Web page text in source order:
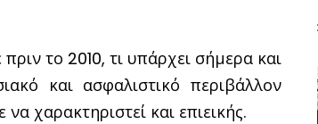
το 2010, τι υπάρχει σήμερα και
και ασφαλιστικό περιβάλλον
χαρακτηριστεί και επιεικής.